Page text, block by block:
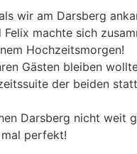
wir am Darsberg
machte sich
Hochzeitsmorgen!
Gästen bleiben
der beiden
Darsberg nicht weit
perfekt!